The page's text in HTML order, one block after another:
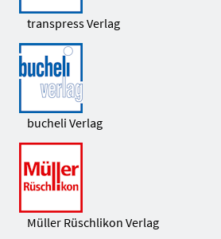
transpress Verlag
bucheli Verlag
Müller Rüschlikon Verlag